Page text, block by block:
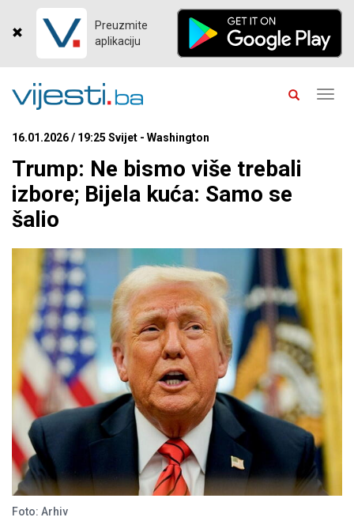
Preuzmite
aplikaciju
16.01.2026 / 19:25 Svijet - Washington
Trump: Ne bismo više trebali
izbore; Bijela kuća: Samo se
šalio
Foto: Arhiv